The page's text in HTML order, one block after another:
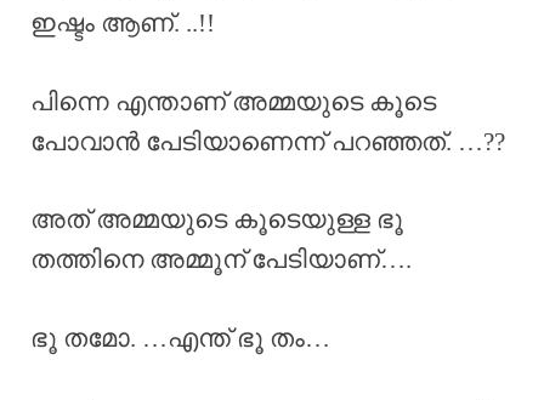
ഇഷ്ടം ആണ്. ..!!
പിന്നെ എന്താണ് അമ്മയുടെ കൂടെ
പോവാൻ പേടിയാണെന്ന് പറഞ്ഞത്. …??
അത് അമ്മയുടെ കൂടെയുള്ള ഭൂ
തത്തിനെ അമ്മൂന് പേടിയാണ്….
ഭൂ തമോ. …എന്ത് ഭൂ തം…